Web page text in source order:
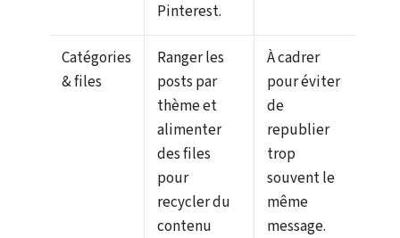
Pinterest.
Catégories
& files
Ranger les
posts par
thème et
alimenter
des files
pour
recycler du
contenu
À cadrer
pour éviter
de
republier
trop
souvent le
même
message.